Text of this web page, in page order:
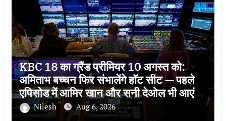
KBC 18 का ग्रैंड प्रीमियर 10 अगस्त को:
अमिताभ बच्चन फिर संभालेंगे हॉट सीट — पहले
एपिसोड में आमिर खान और सनी देओल भी आएंगे,
इस बार थीम ‘सोचना पड़ेगा’
Nilesh Aug 6, 2026